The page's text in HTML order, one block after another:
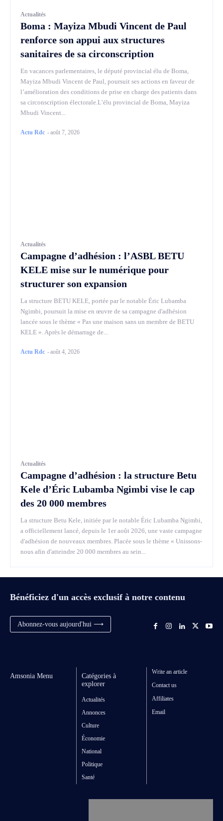
Actualités
Boma : Mayiza Mbudi Vincent de Paul
renforce son appui aux structures
sanitaires de sa circonscription
En vacances parlementaires, le député provincial élu de Boma,
Mayiza Mbudi Vincent de Paul, poursuit ses actions en faveur de
l’amélioration des conditions de prise en charge des patients dans
sa circonscription électorale.L’élu provincial de Boma, Mayiza
Mbudi Vincent...
Actu Rdc -août 7, 2026
Actualités
Campagne d’adhésion : l’ASBL BETU
KELE mise sur le numérique pour
structurer son expansion
La structure BETU KELE, portée par le notable Éric Lubamba
Ngimbi, poursuit la mise en œuvre de sa campagne d'adhésion
lancée sous le thème « Pas une maison sans un membre de BETU
KELE ». Après le démarrage de...
Actu Rdc -août 4, 2026
Actualités
Campagne d’adhésion : la structure Betu
Kele d’Éric Lubamba Ngimbi vise le cap
des 20 000 membres
La structure Betu Kele, initiée par le notable Éric Lubamba Ngimbi,
a officiellement lancé, depuis le 1er août 2026, une vaste campagne
d'adhésion de nouveaux membres. Placée sous le thème « Unissons-
nous afin d'atteindre 20 000 membres au sein...
Bénéficiez d'un accès exclusif à notre contenu
Abonnez-vous aujourd'hui ⟶
Amsonia Menu
Catégories à
explorer
Actualités
Annonces
Culture
Économie
National
Politique
Santé
Write an article
Contact us
Affiliates
Email